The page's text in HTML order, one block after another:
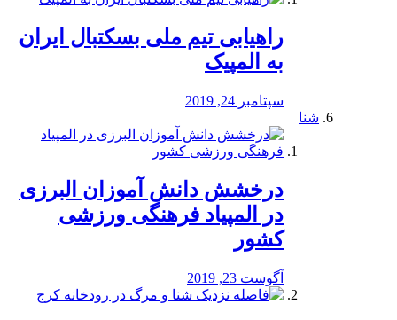
راهیابی تیم ملی بسکتبال ایران
به المپیک
سپتامبر 24, 2019
شنا
درخشش دانش آموزان البرزی
در المپیاد فرهنگی ورزشی
کشور
آگوست 23, 2019